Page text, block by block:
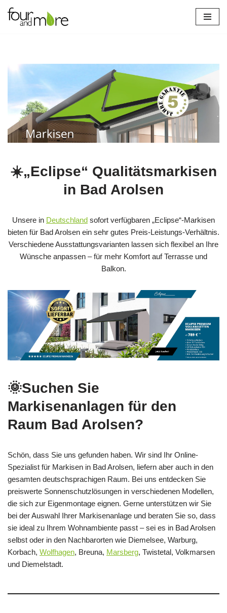
Zum
☀️„Eclipse“ Qualitätsmarkisen
in Bad Arolsen
Unsere in Deutschland sofort verfügbaren „Eclipse“-Markisen
bieten für Bad Arolsen ein sehr gutes Preis‑Leistungs‑Verhältnis.
Verschiedene Ausstattungsvarianten lassen sich flexibel an Ihre
Wünsche anpassen – für mehr Komfort auf Terrasse und
Balkon.
🌞Suchen Sie
Markisenanlagen für den
Raum Bad Arolsen?
Schön, dass Sie uns gefunden haben. Wir sind Ihr Online-
Spezialist für Markisen in Bad Arolsen, liefern aber auch in den
gesamten deutschsprachigen Raum. Bei uns entdecken Sie
preiswerte Sonnenschutzlösungen in verschiedenen Modellen,
die sich zur Eigenmontage eignen. Gerne unterstützen wir Sie
bei der Auswahl Ihrer Markisenanlage und beraten Sie so, dass
sie ideal zu Ihrem Wohnambiente passt – sei es in Bad Arolsen
selbst oder in den Nachbarorten wie Diemelsee, Warburg,
Korbach, Wolfhagen, Breuna, Marsberg, Twistetal, Volkmarsen
und Diemelstadt.